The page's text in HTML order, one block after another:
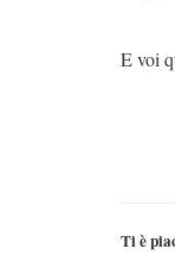
E voi
Ti è